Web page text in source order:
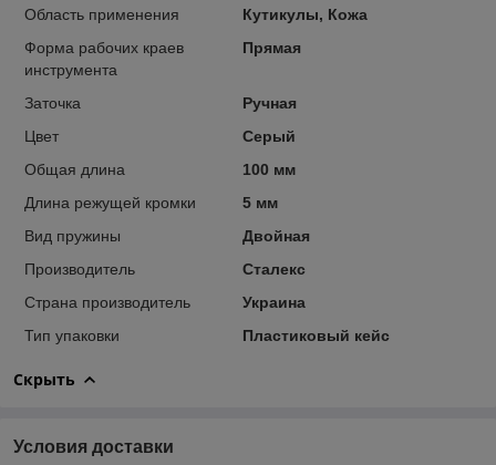
Область применения
Кутикулы, Кожа
Форма рабочих краев
инструмента
Прямая
Заточка
Ручная
Цвет
Серый
Общая длина
100 мм
Длина режущей кромки
5 мм
Вид пружины
Двойная
Производитель
Сталекс
Страна производитель
Украина
Тип упаковки
Пластиковый кейс
Скрыть
Условия доставки